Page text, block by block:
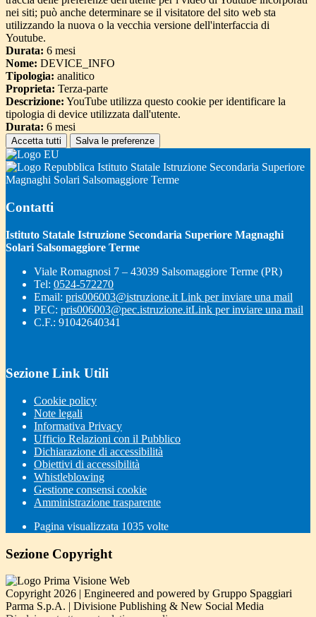
nei siti; può anche determinare se il visitatore del sito web sta
utilizzando la nuova o la vecchia versione dell'interfaccia di
Youtube.
Durata: 6 mesi
Nome: DEVICE_INFO
Tipologia: analitico
Proprieta: Terza-parte
Descrizione: YouTube utilizza questo cookie per identificare la
tipologia di device utilizzata dall'utente.
Durata: 6 mesi
Accetta tutti Salva le preferenze
Istituto Statale Istruzione Secondaria Superiore
Magnaghi Solari Salsomaggiore Terme
Contatti
Istituto Statale Istruzione Secondaria Superiore Magnaghi
Solari Salsomaggiore Terme
Viale Romagnosi 7 – 43039 Salsomaggiore Terme (PR)
Tel: 0524-572270
Email: pris006003@istruzione.it Link per inviare una mail
PEC: pris006003@pec.istruzione.itLink per inviare una mail
C.F.: 91042640341
Sezione Link Utili
Cookie policy
Note legali
Informativa Privacy
Ufficio Relazioni con il Pubblico
Dichiarazione di accessibilità
Obiettivi di accessibilità
Whistleblowing
Gestione consensi cookie
Amministrazione trasparente
Pagina visualizzata 1035 volte
Sezione Copyright
Copyright 2026 | Engineered and powered by Gruppo Spaggiari
Parma S.p.A. | Divisione Publishing & New Social Media